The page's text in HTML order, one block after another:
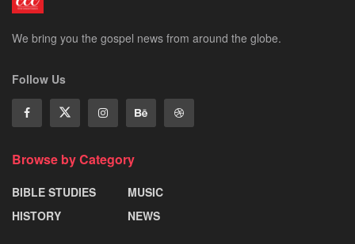
We bring you the gospel news from around the globe.
Follow Us
Browse by Category
BIBLE STUDIES
HISTORY
MUSIC
NEWS